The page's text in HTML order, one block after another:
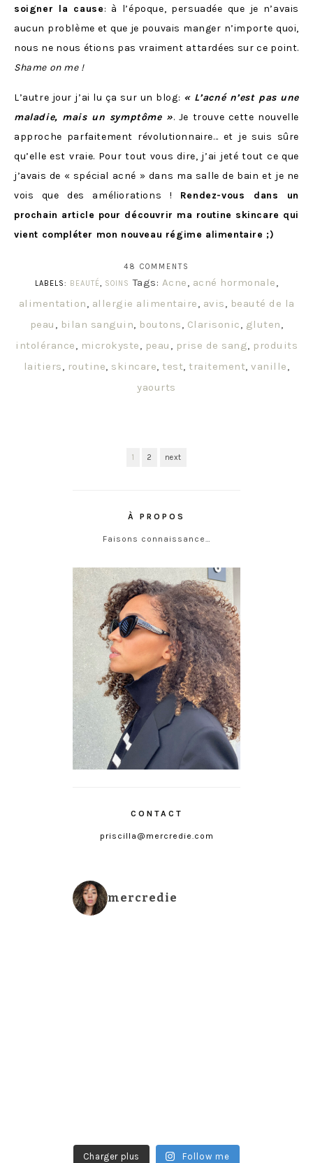
soigner la cause: à l’époque, persuadée que je n’avais
aucun problème et que je pouvais manger n’importe quoi,
nous ne nous étions pas vraiment attardées sur ce point.
Shame on me !
L’autre jour j’ai lu ça sur un blog: « L’acné n’est pas une
maladie, mais un symptôme ». Je trouve cette nouvelle
approche parfaitement révolutionnaire… et je suis sûre
qu’elle est vraie. Pour tout vous dire, j’ai jeté tout ce que
j’avais de « spécial acné » dans ma salle de bain et je ne
vois que des améliorations ! Rendez-vous dans un
prochain article pour découvrir ma routine skincare qui
vient compléter mon nouveau régime alimentaire ;)
48 COMMENTS
LABELS: BEAUTÉ SOINS Tags: Acne acné hormonale
alimentation
allergie alimentaire avis
beauté de la
peau
bilan sanguin boutons Clarisonic gluten
intolérance
microkyste peau prise de sang
produits
laitiers
routine skincare ,test ,traitement ,vanille
yaourts
1 2 next
À PROPOS
Faisons connaissance…
CONTACT
priscilla@mercredie.com
mercredie
Charger plus Follow me